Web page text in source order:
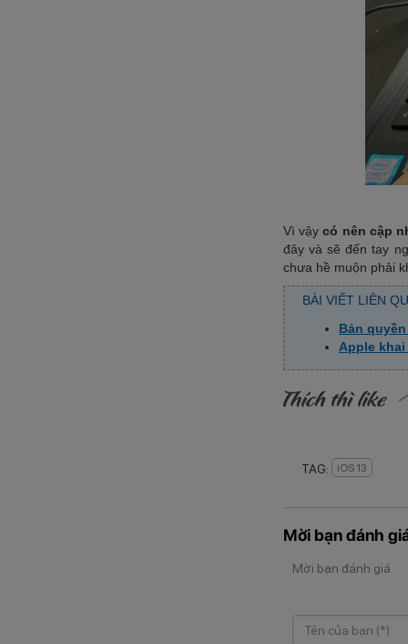
Vì vậycó nên cập
đây và sẽ đến tay
chưa hề muộn phải
BÀI VIẾT LIÊN
Bản
Apple
TAG: iOS 13
Mời bạn đánh
Mời bạn đánh giá